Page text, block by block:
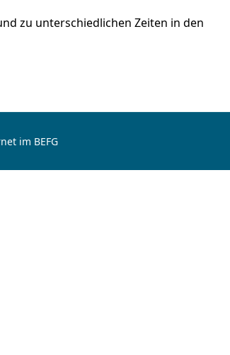
zu unterschiedlichen Zeiten in den
im BEFG